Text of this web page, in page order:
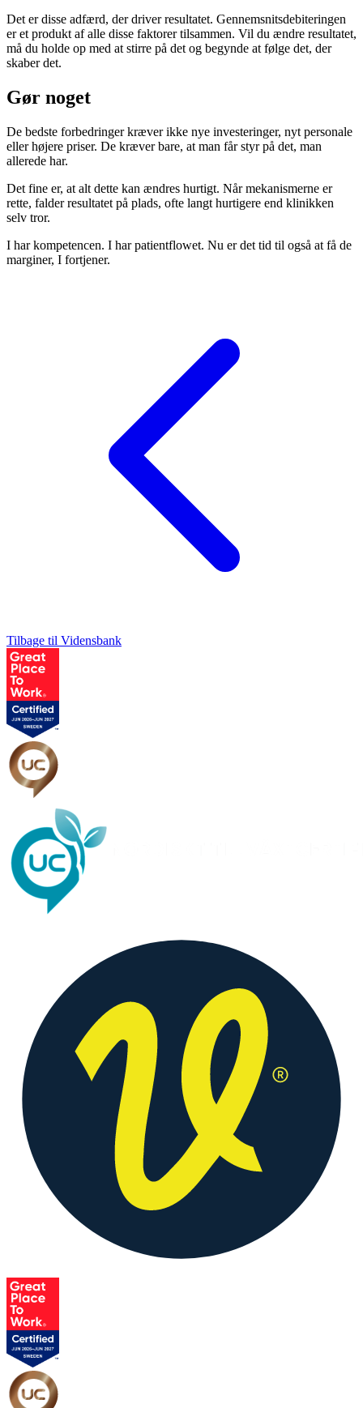
Det er disse adfærd, der driver resultatet. Gennemsnitsdebiteringen
er et produkt af alle disse faktorer tilsammen. Vil du ændre resultatet,
må du holde op med at stirre på det og begynde at følge det, der
skaber det.
Gør noget
De bedste forbedringer kræver ikke nye investeringer, nyt personale
eller højere priser. De kræver bare, at man får styr på det, man
allerede har.
Det fine er, at alt dette kan ændres hurtigt. Når mekanismerne er
rette, falder resultatet på plads, ofte langt hurtigere end klinikken
selv tror.
I har kompetencen. I har patientflowet. Nu er det tid til også at få de
marginer, I fortjener.
Tilbage til Vidensbank